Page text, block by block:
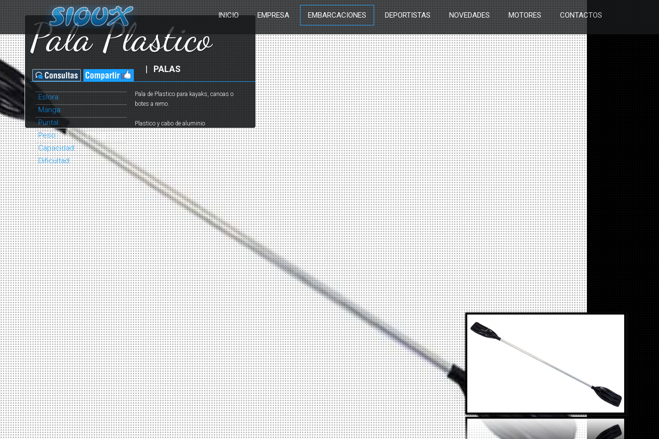
INICIO EMPRESA EMBARCACIONES DEPORTISTAS NOVEDADES MOTORES CONTACTOS
Pala Plastico
PALAS
Eslora:
Manga:
Puntal:
Peso:
1.2 kg
Capacidad:
Dificultad:
Pala de Plastico para kayaks, canoas o
botes a remo.
Plastico y cabo de aluminio